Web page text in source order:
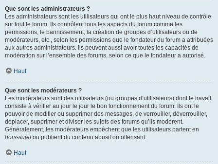
Que sont les administrateurs ?
Les administrateurs sont les utilisateurs qui ont le plus haut niveau de contrôle
sur tout le forum. Ils contrôlent tous les aspects du forum comme les
permissions, le bannissement, la création de groupes d’utilisateurs ou de
modérateurs, etc., selon les permissions que le fondateur du forum a attribuées
aux autres administrateurs. Ils peuvent aussi avoir toutes les capacités de
modération sur l’ensemble des forums, selon ce que le fondateur a autorisé.
Haut
Que sont les modérateurs ?
Les modérateurs sont des utilisateurs (ou groupes d’utilisateurs) dont le travail
consiste à vérifier au jour le jour le bon fonctionnement du forum. Ils ont le
pouvoir de modifier ou supprimer des messages, de verrouiller, déverrouiller,
déplacer, supprimer et diviser les sujets des forums qu’ils modèrent.
Généralement, les modérateurs empêchent que les utilisateurs partent en
hors-sujetou publient du contenu abusif ou offensant.
Haut